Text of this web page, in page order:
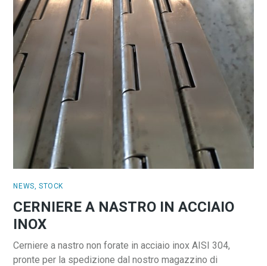
NEWS STOCK
CERNIERE A NASTRO IN ACCIAIO
INOX
Cerniere a nastro non forate in acciaio inox AISI 304,
pronte per la spedizione dal nostro magazzino di